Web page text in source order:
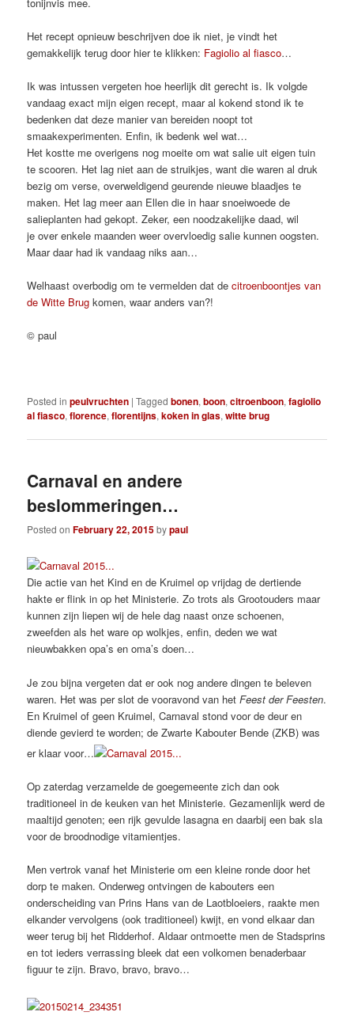
Het recept opnieuw beschrijven doe ik niet, je vindt het
gemakkelijk terug door hier te klikken: Fagiolio al fiasco…
Ik was intussen vergeten hoe heerlijk dit gerecht is. Ik volgde
vandaag exact mijn eigen recept, maar al kokend stond ik te
bedenken dat deze manier van bereiden noopt tot
smaakexperimenten. Enfin, ik bedenk wel wat…
Het kostte me overigens nog moeite om wat salie uit eigen tuin
te scooren. Het lag niet aan de struikjes, want die waren al druk
bezig om verse, overweldigend geurende nieuwe blaadjes te
maken. Het lag meer aan Ellen die in haar snoeiwoede de
salieplanten had gekopt. Zeker, een noodzakelijke daad, wil
je over enkele maanden weer overvloedig salie kunnen oogsten.
Maar daar had ik vandaag niks aan…
Welhaast overbodig om te vermelden dat decitroenboontjes van
de Witte Brug komen, waar anders van?!
© paul
Posted in peulvruchten |Tagged bonen,boon,citroenboon,fagiolio
al fiasco,florence,florentijns,koken in glas,witte brug
Carnaval en andere
beslommeringen…
Posted onFebruary 22, 2015bypaul
Die actie van het Kind en de Kruimel op vrijdag de dertiende
hakte er flink in op het Ministerie. Zo trots als Grootouders maar
kunnen zijn liepen wij de hele dag naast onze schoenen,
zweefden als het ware op wolkjes, enfin, deden we wat
nieuwbakken opa’s en oma’s doen…
Je zou bijna vergeten dat er ook nog andere dingen te beleven
waren. Het was per slot de vooravond van hetFeest der Feesten.
En Kruimel of geen Kruimel, Carnaval stond voor de deur en
diende gevierd te worden; de Zwarte Kabouter Bende (ZKB) was
er klaar voor…
Op zaterdag verzamelde de goegemeente zich dan ook
traditioneel in de keuken van het Ministerie. Gezamenlijk werd de
maaltijd genoten; een rijk gevulde lasagna en daarbij een bak sla
voor de broodnodige vitamientjes.
Men vertrok vanaf het Ministerie om een kleine ronde door het
dorp te maken. Onderweg ontvingen de kabouters een
onderscheiding van Prins Hans van de Laotbloeiers, raakte men
elkander vervolgens (ook traditioneel) kwijt, en vond elkaar dan
weer terug bij het Ridderhof. Aldaar ontmoette men de Stadsprins
en tot ieders verrassing bleek dat een volkomen benaderbaar
figuur te zijn. Bravo, bravo, bravo…